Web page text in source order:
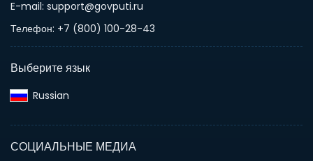
E-mail: support@govputi.ru
Телефон: +7 (800) 100-28-43
Выберите язык
Russian‎
СОЦИАЛЬНЫЕ МЕДИА